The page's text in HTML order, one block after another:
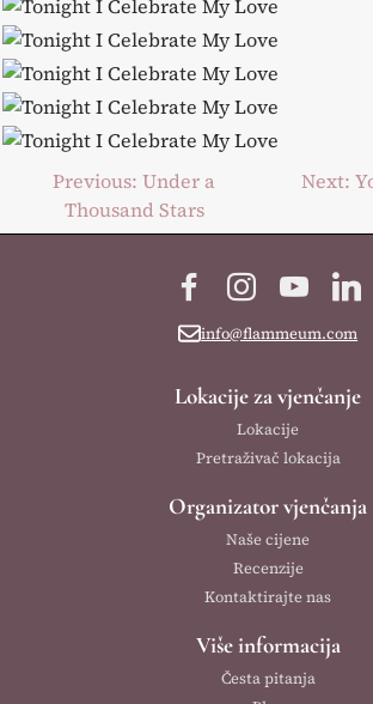
navigation
Previous: Under a
Thousand Stars
Next:
Facebook
Instagram
info@flammeum.com
Lokacije za vjenčanje
Lokacije
Pretraživač lokacija
Organizator vjenčanja
Naše cijene
Recenzije
Kontaktirajte nas
Više informacija
Česta pitanja